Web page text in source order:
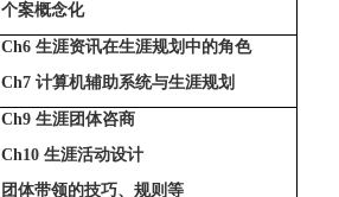
个案概念化
Ch6生涯资讯在生涯规划中的角色
Ch7计算机辅助系统与生涯规划
Ch9生涯团体咨商
Ch10生涯活动设计
团体带领的技巧、规则等